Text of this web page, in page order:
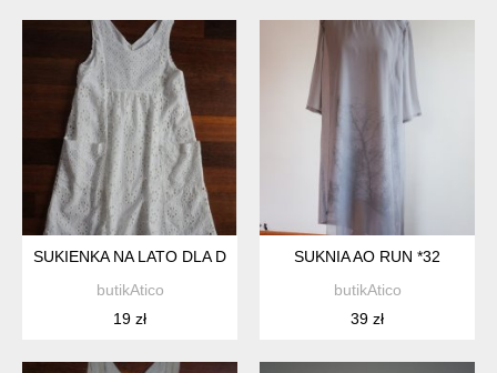
SUKIENKA NA LATO DLA DZIEWCZYNKI - ZARA *29
butikAtico
19 zł
SUKNIA AO RUN *32
butikAtico
39 zł